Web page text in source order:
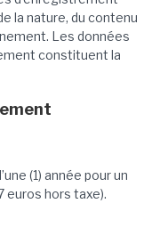
la nature, du contenu
Les données
constituent la
(1) année pour un
euros hors taxe).